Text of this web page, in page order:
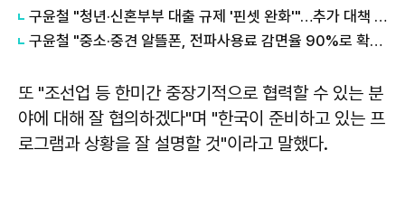
구윤철 "청년·신혼부부 대출 규제 '핀셋 완화'"…추가 대책 예고
구윤철 "중소·중견 알뜰폰, 전파사용료 감면율 90%로 확대"
또 "조선업 등 한미간 중장기적으로 협력할 수 있는 분
야에 대해 잘 협의하겠다"며 "한국이 준비하고 있는 프
로그램과 상황을 잘 설명할 것"이라고 말했다.